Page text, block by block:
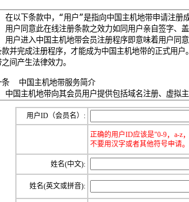
用户ID（会员名）:
正确的用户ID应该是"0-9， a-z，
不要用汉字或者其他符号申请。
姓名(中文):
姓名(英文或拼音):